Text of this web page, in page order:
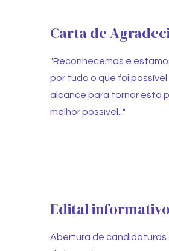
Carta de
"Reconhecemos e
por tudo o que foi possível
alcance para tornar esta
melhor possível..."
Edital informativo
Abertura de candidaturas